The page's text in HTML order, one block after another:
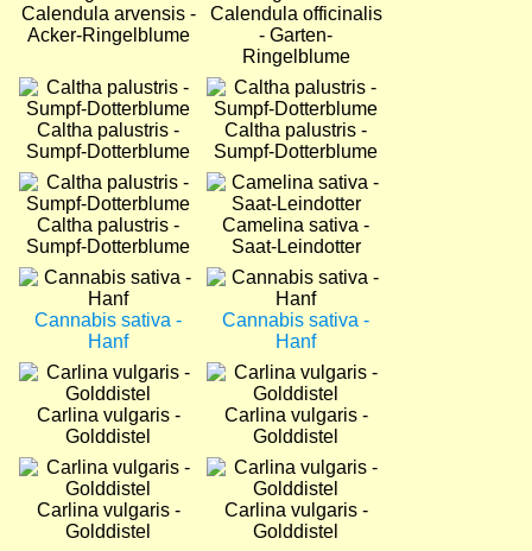
Calendula arvensis -
Acker-Ringelblume
Calendula officinalis
- Garten-
Ringelblume
Bild
Caltha palustris -
Sumpf-Dotterblume
Bild
Caltha palustris -
Sumpf-Dotterblume
Bild
Caltha palustris -
Sumpf-Dotterblume
Bild
Camelina sativa -
Saat-Leindotter
Bild
Cannabis sativa -
Hanf
Bild
Cannabis sativa -
Hanf
Bild
Carlina vulgaris -
Golddistel
Bild
Carlina vulgaris -
Golddistel
Bild
Carlina vulgaris -
Golddistel
Bild
Carlina vulgaris -
Golddistel